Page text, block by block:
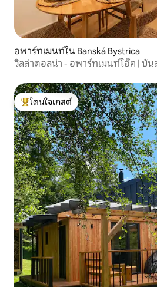
อพาร์ทเมนท์ใน Banská Bystrica
วิลล่าดอลน่า - อพาร์ทเมนท์โอ๊ค | บั
โดนใจเกสต์ที่สุด
โดนใจเกสต์